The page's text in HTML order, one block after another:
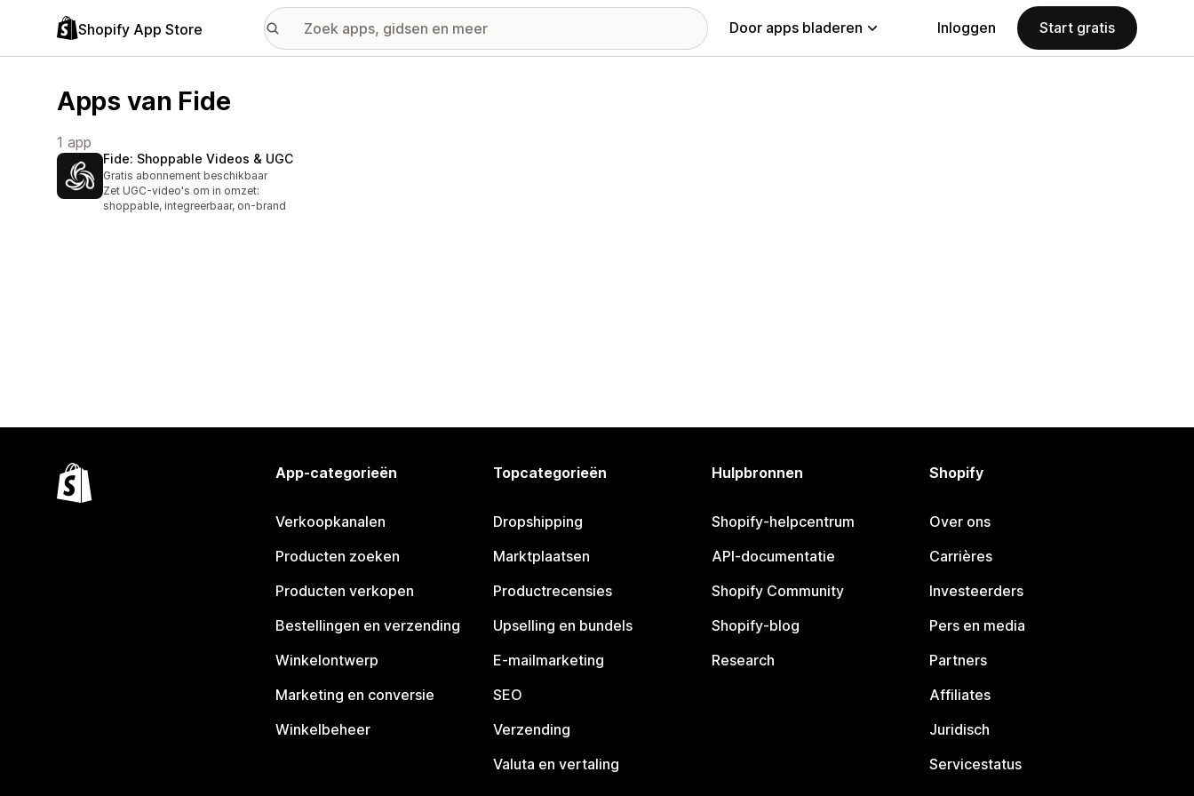
Shopify App Store Door apps bladeren Inloggen Start gratis
Apps van Fide
1 app
Fide: Shoppable Videos & UGC
Gratis abonnement beschikbaar
Zet UGC-video's om in omzet:
shoppable, integreerbaar, on-brand
App-categorieën
Verkoopkanalen
Producten zoeken
Producten verkopen
Bestellingen en verzending
Winkelontwerp
Marketing en conversie
Winkelbeheer
Topcategorieën
Dropshipping
Marktplaatsen
Productrecensies
Upselling en bundels
E-mailmarketing
SEO
Verzending
Valuta en vertaling
Hulpbronnen
Shopify-helpcentrum
API-documentatie
Shopify Community
Shopify-blog
Research
Shopify
Over ons
Carrières
Investeerders
Pers en media
Partners
Affiliates
Juridisch
Servicestatus